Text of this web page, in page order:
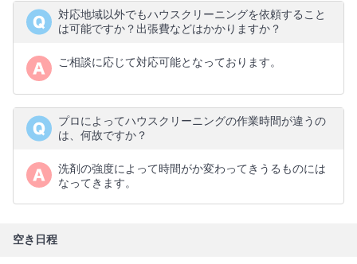
対応地域以外でもハウスクリーニングを依頼すること
は可能ですか？出張費などはかかりますか？
ご相談に応じて対応可能となっております。
プロによってハウスクリーニングの作業時間が違うの
は、何故ですか？
洗剤の強度によって時間がか変わってきうるものには
なってきます。
空き日程